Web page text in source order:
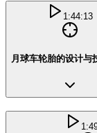
1:44:13
月球车轮胎的设计与